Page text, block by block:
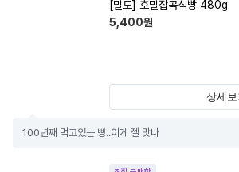
[밀도] 호밀잡곡식빵 480g
5,400원
상세보
100년째 먹고있는 빵..이게 젤 맛나